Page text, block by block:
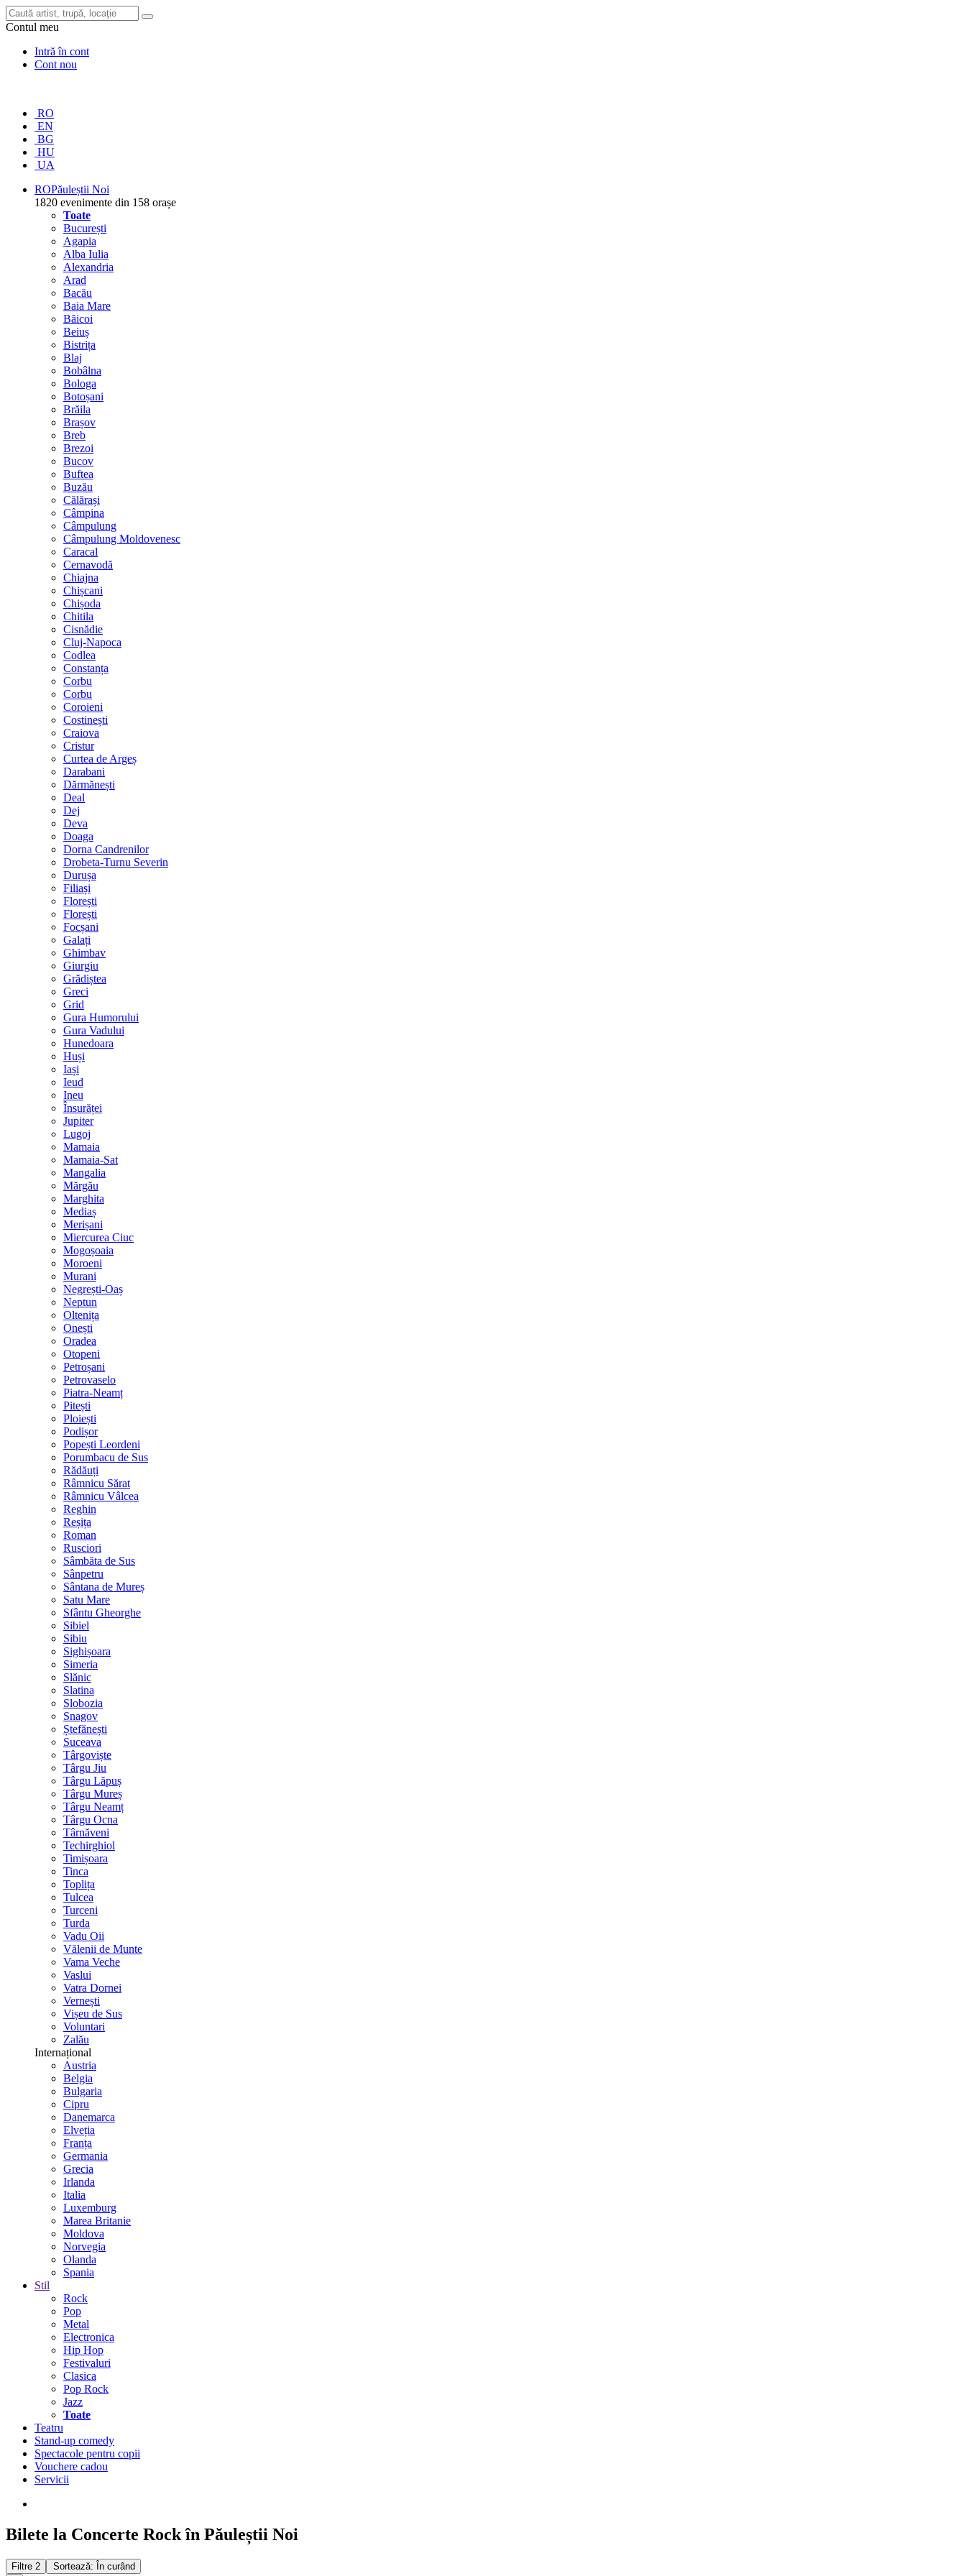
Contul meu
Intră în cont
Cont nou
RO
EN
BG
HU
UA
ROPăuleștii Noi
1820 evenimente din 158 orașe
Toate
București
Agapia
Alba Iulia
Alexandria
Arad
Bacău
Baia Mare
Băicoi
Beiuș
Bistrița
Blaj
Bobâlna
Bologa
Botoșani
Brăila
Brașov
Breb
Brezoi
Bucov
Buftea
Buzău
Călărași
Câmpina
Câmpulung
Câmpulung Moldovenesc
Caracal
Cernavodă
Chiajna
Chișcani
Chișoda
Chitila
Cisnădie
Cluj-Napoca
Codlea
Constanța
Corbu
Corbu
Coroieni
Costinești
Craiova
Cristur
Curtea de Argeș
Darabani
Dărmănești
Deal
Dej
Deva
Doaga
Dorna Candrenilor
Drobeta-Turnu Severin
Durușa
Filiași
Florești
Florești
Focșani
Galați
Ghimbav
Giurgiu
Grădiștea
Greci
Grid
Gura Humorului
Gura Vadului
Hunedoara
Huși
Iași
Ieud
Ineu
Însurăței
Jupiter
Lugoj
Mamaia
Mamaia-Sat
Mangalia
Mărgău
Marghita
Mediaș
Merișani
Miercurea Ciuc
Mogoșoaia
Moroeni
Murani
Negrești-Oaș
Neptun
Oltenița
Onești
Oradea
Otopeni
Petroșani
Petrovaselo
Piatra-Neamț
Pitești
Ploiești
Podișor
Popești Leordeni
Porumbacu de Sus
Rădăuți
Râmnicu Sărat
Râmnicu Vâlcea
Reghin
Reșița
Roman
Rusciori
Sâmbăta de Sus
Sânpetru
Sântana de Mureș
Satu Mare
Sfântu Gheorghe
Sibiel
Sibiu
Sighișoara
Simeria
Slănic
Slatina
Slobozia
Snagov
Ștefănești
Suceava
Târgoviște
Târgu Jiu
Târgu Lăpuș
Târgu Mureș
Târgu Neamț
Târgu Ocna
Târnăveni
Techirghiol
Timișoara
Tinca
Toplița
Tulcea
Turceni
Turda
Vadu Oii
Vălenii de Munte
Vama Veche
Vaslui
Vatra Dornei
Vernești
Vișeu de Sus
Voluntari
Zalău
Internațional
Austria
Belgia
Bulgaria
Cipru
Danemarca
Elveția
Franța
Germania
Grecia
Irlanda
Italia
Luxemburg
Marea Britanie
Moldova
Norvegia
Olanda
Spania
Stil
Rock
Pop
Metal
Electronica
Hip Hop
Festivaluri
Clasica
Pop Rock
Jazz
Toate
Teatru
Stand-up comedy
Spectacole pentru copii
Vouchere cadou
Servicii
Bilete la Concerte Rock în Păuleștii Noi
Filtre 2
Sortează: În curând